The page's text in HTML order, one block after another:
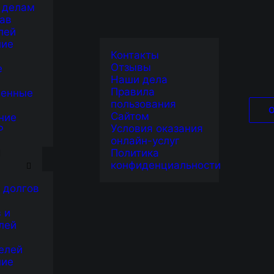
и
Контакты
Отзывы
Наши дела
Правила
пользования
Сайтом
Условия оказания
онлайн-услуг
Политика
конфиденциальности